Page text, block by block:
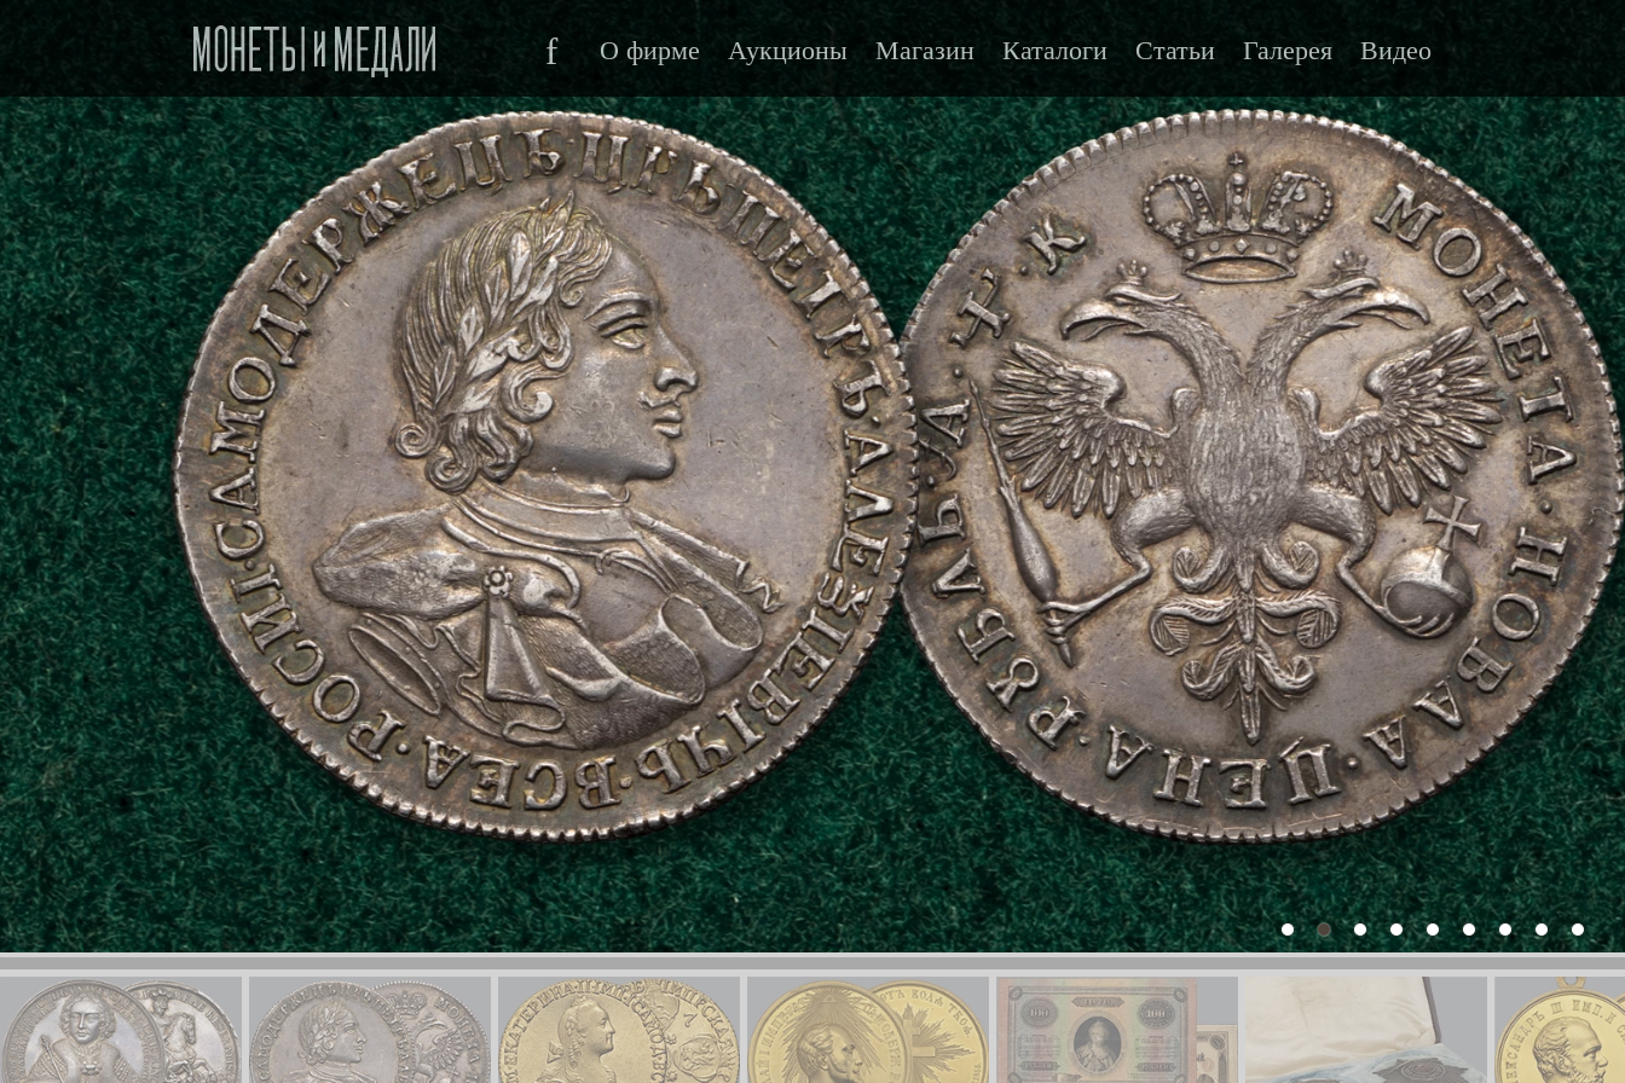
f О фирме Аукционы Магазин Каталоги Статьи Галерея Видео